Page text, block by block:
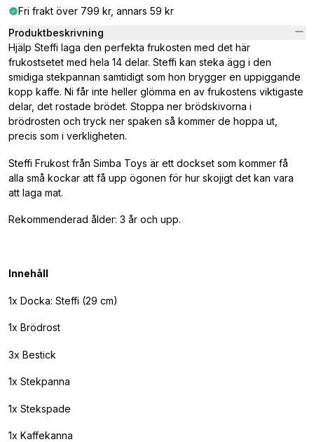
Fri frakt över 799 kr, annars 59 kr
Produktbeskrivning
Hjälp Steffi laga den perfekta frukosten med det här
frukostsetet med hela 14 delar. Steffi kan steka ägg i den
smidiga stekpannan samtidigt som hon brygger en uppiggande
kopp kaffe. Ni får inte heller glömma en av frukostens viktigaste
delar, det rostade brödet. Stoppa ner brödskivorna i
brödrosten och tryck ner spaken så kommer de hoppa ut,
precis som i verkligheten.
Steffi Frukost från Simba Toys är ett dockset som kommer få
alla små kockar att få upp ögonen för hur skojigt det kan vara
att laga mat.
Rekommenderad ålder: 3 år och upp.
Innehåll
1x Docka: Steffi (29 cm)
1x Brödrost
3x Bestick
1x Stekpanna
1x Stekspade
1x Kaffekanna